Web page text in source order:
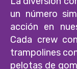
un número
acción en
Cada crew
trampolines
pelotas de